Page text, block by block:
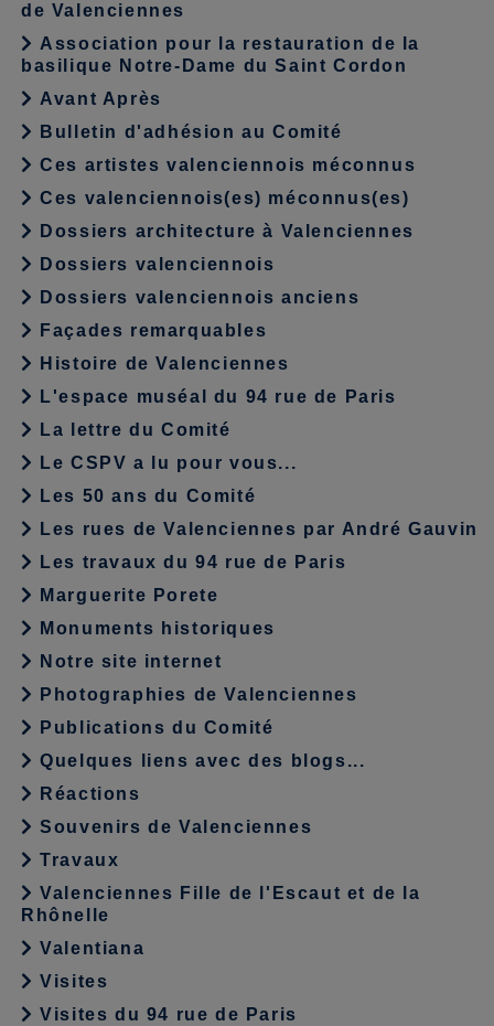
de Valenciennes
Association pour la restauration de la
basilique Notre-Dame du Saint Cordon
Avant Après
Bulletin d'adhésion au Comité
Ces artistes valenciennois méconnus
Ces valenciennois(es) méconnus(es)
Dossiers architecture à Valenciennes
Dossiers valenciennois
Dossiers valenciennois anciens
Façades remarquables
Histoire de Valenciennes
L'espace muséal du 94 rue de Paris
La lettre du Comité
Le CSPV a lu pour vous...
Les 50 ans du Comité
Les rues de Valenciennes par André Gauvin
Les travaux du 94 rue de Paris
Marguerite Porete
Monuments historiques
Notre site internet
Photographies de Valenciennes
Publications du Comité
Quelques liens avec des blogs...
Réactions
Souvenirs de Valenciennes
Travaux
Valenciennes Fille de l'Escaut et de la
Rhônelle
Valentiana
Visites
Visites du 94 rue de Paris